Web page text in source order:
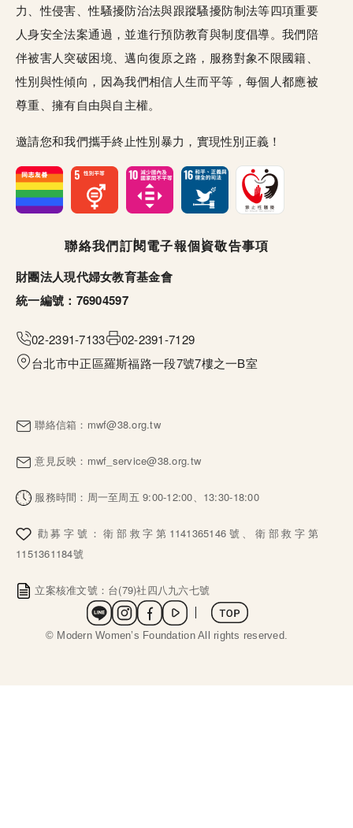
力、性侵害、性騷擾防治法與跟蹤騷擾防制法等四項重要
人身安全法案通過，並進行預防教育與制度倡導。我們陪
伴被害人突破困境、邁向復原之路，服務對象不限國籍、
性別與性傾向，因為我們相信人生而平等，每個人都應被
尊重、擁有自由與自主權。
邀請您和我們攜手終止性別暴力，實現性別正義！
聯絡我們訂閱電子報個資敬告事項
財團法人現代婦女教育基金會
統一編號：76904597
02-2391-7133
02-2391-7129
台北市中正區羅斯福路一段7號7樓之一B室
聯絡信箱： mwf@38.org.tw
意見反映： mwf_service@38.org.tw
服務時間：周一至周五 9:00-12:00、13:30-18:00
勸募字號：衛部救字第1141365146號、衛部救字第
1151361184號
立案核准文號：台(79)社四八九六七號
© Modern Women’s Foundation All rights reserved.